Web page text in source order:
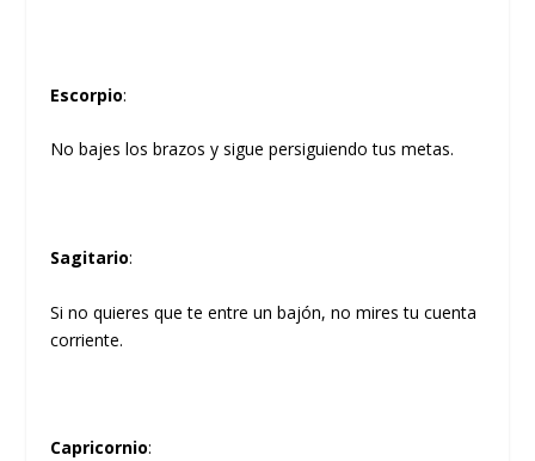
Escorpio:
No bajes los brazos y sigue persiguiendo tus metas.
Sagitario:
Si no quieres que te entre un bajón, no mires tu cuenta
corriente.
Capricornio: